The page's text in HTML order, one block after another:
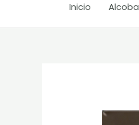
Inicio Alcoba